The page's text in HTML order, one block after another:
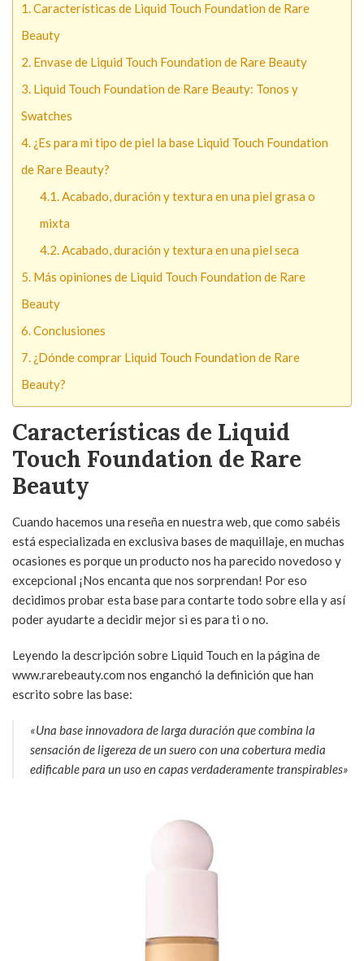
Características de Liquid Touch Foundation de Rare
Beauty
Envase de Liquid Touch Foundation de Rare Beauty
Liquid Touch Foundation de Rare Beauty: Tonos y
Swatches
¿Es para mi tipo de piel la base Liquid Touch Foundation
de Rare Beauty?
Acabado, duración y textura en una piel grasa o
mixta
Acabado, duración y textura en una piel seca
Más opiniones de Liquid Touch Foundation de Rare
Beauty
Conclusiones
¿Dónde comprar Liquid Touch Foundation de Rare
Beauty?
Características de Liquid
Touch Foundation de Rare
Beauty
Cuando hacemos una reseña en nuestra web, que como sabéis
está especializada en exclusiva bases de maquillaje, en muchas
ocasiones es porque un producto nos ha parecido novedoso y
excepcional ¡Nos encanta que nos sorprendan! Por eso
decidimos probar esta base para contarte todo sobre ella y así
poder ayudarte a decidir mejor si es para ti o no.
Leyendo la descripción sobre Liquid Touch en la página de
www.rarebeauty.com nos enganchó la definición que han
escrito sobre las base:
«Una base innovadora de larga duración que combina la
sensación de ligereza de un suero con una cobertura media
edificable para un uso en capas verdaderamente transpirables»